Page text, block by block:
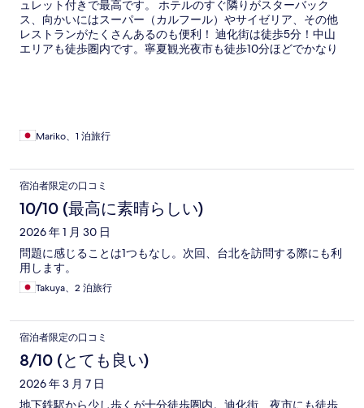
ュレット付きで最高です。 ホテルのすぐ隣りがスターバック
ス、向かいにはスーパー（カルフール）やサイゼリア、その他
レストランがたくさんあるのも便利！ 迪化街は徒歩5分！中山
エリアも徒歩圏内です。寧夏観光夜市も徒歩10分ほどでかなり
Mariko、1 泊旅行
宿泊者限定の口コミ
10/10 (最高に素晴らしい)
2026 年 1 月 30 日
問題に感じることは1つもなし。次回、台北を訪問する際にも利
用します。
Takuya、2 泊旅行
宿泊者限定の口コミ
8/10 (とても良い)
2026 年 3 月 7 日
地下鉄駅から少し歩くが十分徒歩圏内。迪化街 夜市にも徒歩